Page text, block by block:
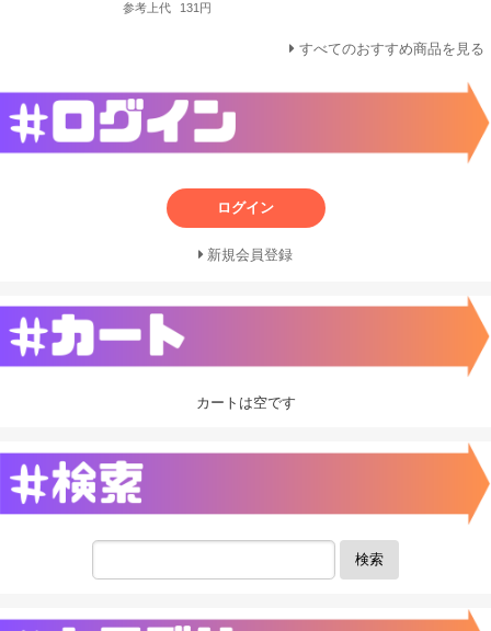
参考上代
131円
すべてのおすすめ商品を見る
ログイン
新規会員登録
カートは空です
検索